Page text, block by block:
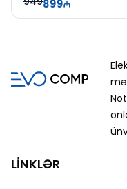
mükəmməl
899
LİNKLƏR